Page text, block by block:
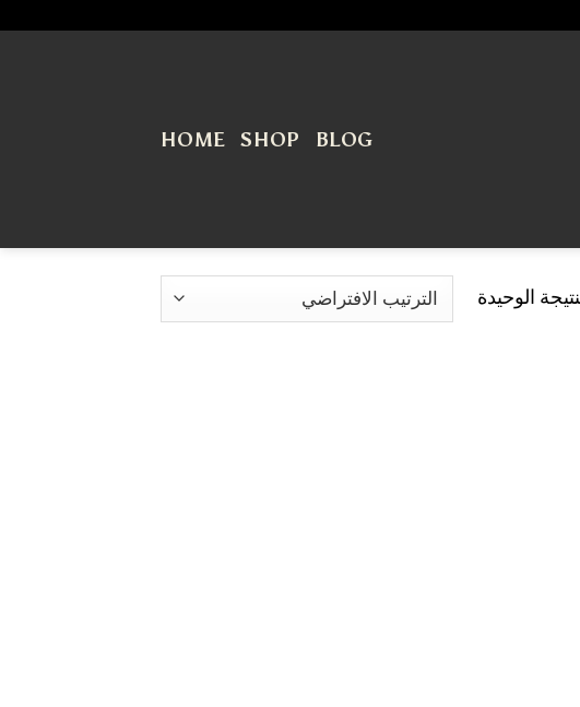
BLOG
SHOP
HOME
الوحيدة